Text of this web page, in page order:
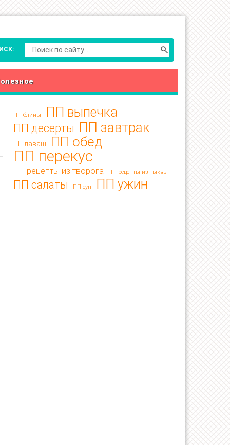
ПП блины ПП выпечка
ПП десерты ПП завтрак
ПП лаваш ПП обед
ПП перекус
ПП рецепты из творога ПП рецепты из тыквы
ПП салаты ПП суп ПП ужин